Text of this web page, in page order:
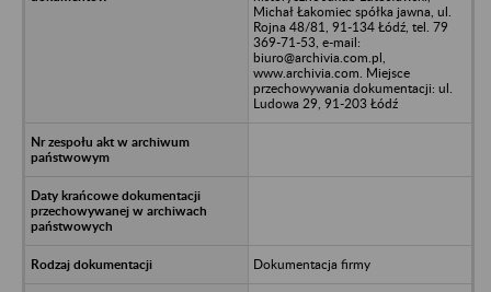
Michał Łakomiec spółka jawna, ul.
Rojna 48/81, 91-134 Łódź, tel. 79
369-71-53, e-mail:
biuro@archivia.com.pl,
www.archivia.com. Miejsce
przechowywania dokumentacji: ul.
Ludowa 29, 91-203 Łódź
Dokumentacja firmy